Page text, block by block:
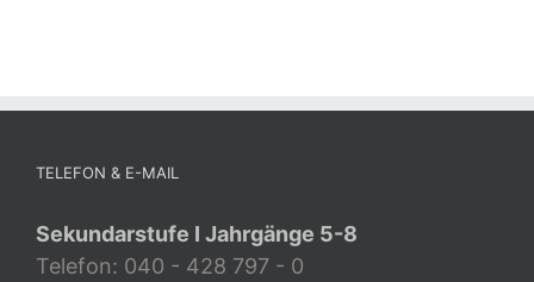
TELEFON & E-MAIL
Sekundarstufe I Jahrgänge 5-8
Telefon: 040 - 428 797 - 0